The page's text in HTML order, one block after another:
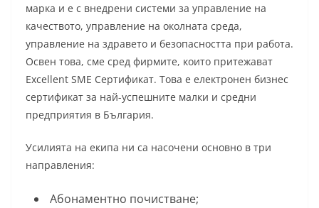
марка и е с внедрени системи за управление на
качеството, управление на околната среда,
управление на здравето и безопасността при работа.
Освен това, сме сред фирмите, които притежават
Excellent SME Сертификат. Това е електронен бизнес
сертификат за най-успешните малки и средни
предприятия в България.
Усилията на екипа ни са насочени основно в три
направления:
Абонаментно почистване;